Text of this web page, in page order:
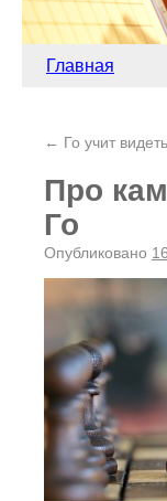
Главная
← Го учит
Про
Го
Опубликовано